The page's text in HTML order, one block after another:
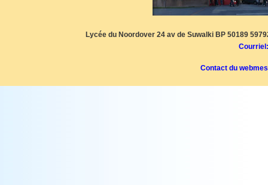
Lycée du Noordover 24 av de Suwalki BP 50189
Contact du